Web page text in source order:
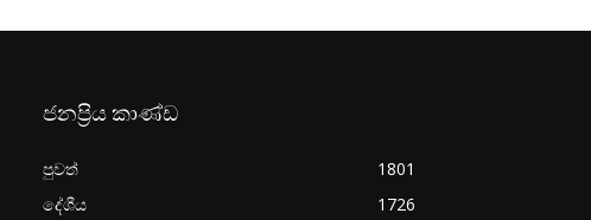
ජනප්‍රිය කාණ්ඩ
පුවත්
1801
දේශීය
1726